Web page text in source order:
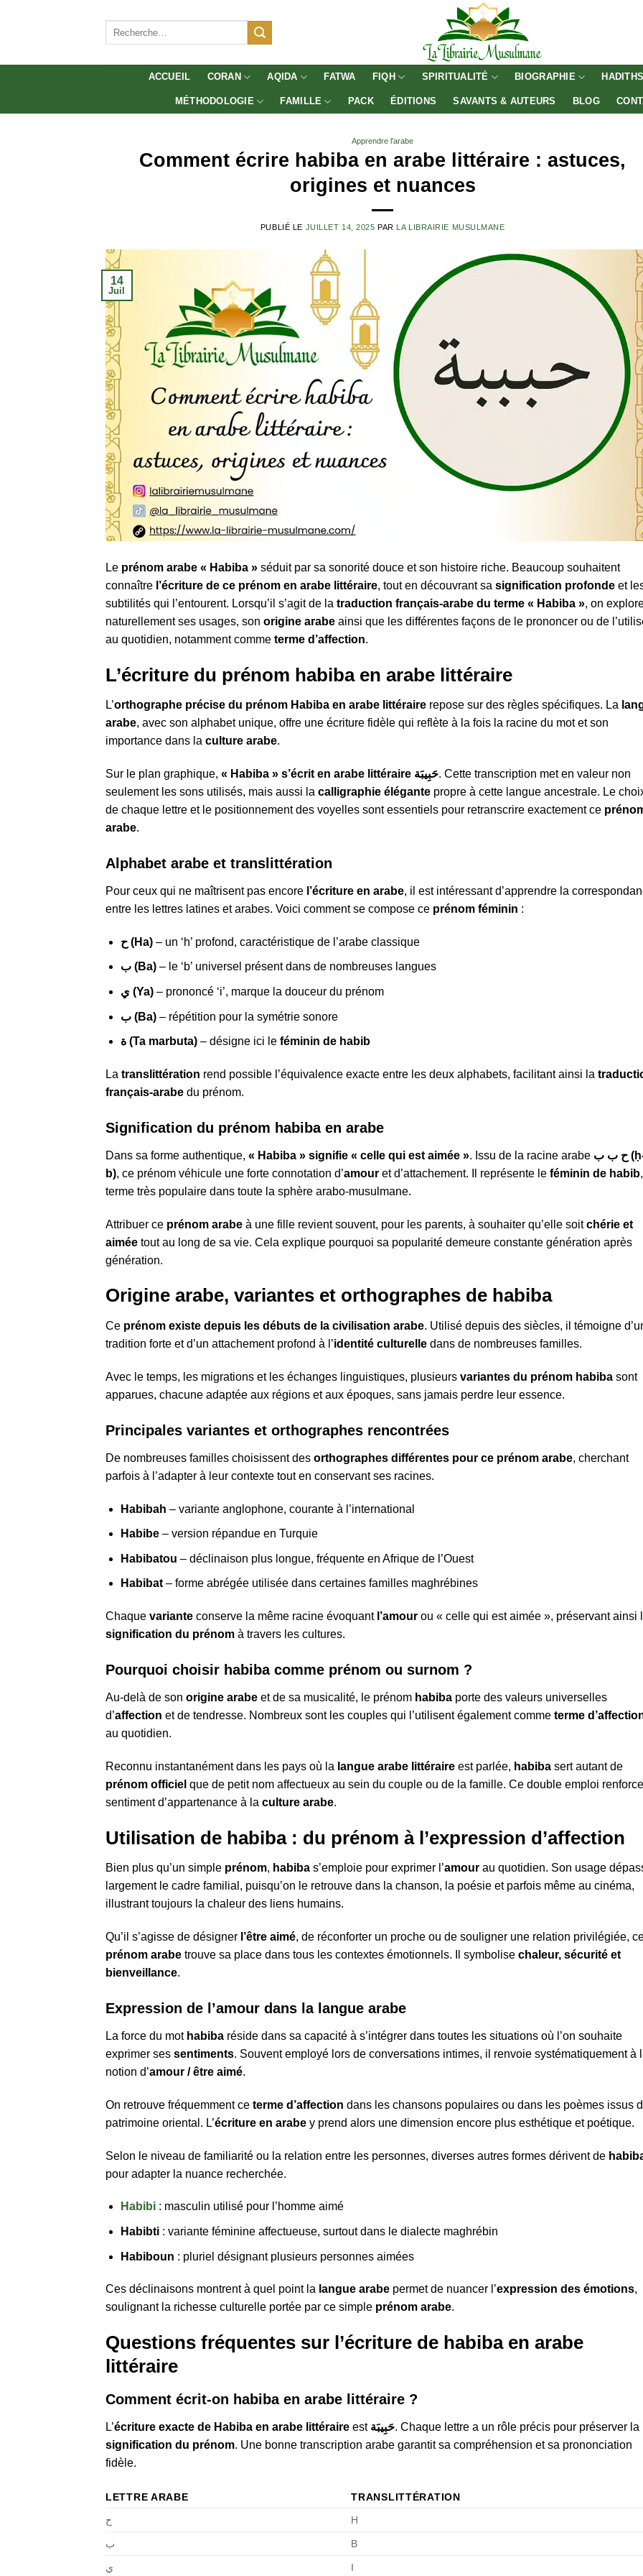
ACCUEIL CORAN AQIDA FATWA FIQH SPIRITUALITÉ BIOGRAPHIE
MÉTHODOLOGIE FAMILLE PACK ÉDITIONS SAVANTS & AUTEURS BLOG
Apprendre l'arabe
Comment écrire habiba en arabe littéraire : astuces,
origines et nuances
PUBLIÉ LE JUILLET 14, 2025 PAR LA LIBRAIRIE MUSULMANE
14
Juil
Le prénom arabe « Habiba » séduit par sa sonorité douce et son histoire riche. Beaucoup souhaitent
connaître l’écriture de ce prénom en arabe littéraire, tout en découvrant sa signification profonde et
subtilités qui l’entourent. Lorsqu’il s’agit de la traduction français-arabe du terme « Habiba », on
naturellement ses usages, son origine arabe ainsi que les différentes façons de le prononcer ou de
au quotidien, notamment comme terme d’affection.
L’écriture du prénom habiba en arabe littéraire
L’orthographe précise du prénom Habiba en arabe littéraire repose sur des règles spécifiques. La
arabe, avec son alphabet unique, offre une écriture fidèle qui reflète à la fois la racine du mot et son
importance dans la culture arabe.
Sur le plan graphique, « Habiba » s’écrit en arabe littéraire حَبِيبَة. Cette transcription met en valeur non
seulement les sons utilisés, mais aussi la calligraphie élégante propre à cette langue ancestrale. Le
de chaque lettre et le positionnement des voyelles sont essentiels pour retranscrire exactement ce
arabe.
Alphabet arabe et translittération
Pour ceux qui ne maîtrisent pas encore l’écriture en arabe, il est intéressant d’apprendre la
entre les lettres latines et arabes. Voici comment se compose ce prénom féminin :
ح (Ha)– un ‘h’ profond, caractéristique de l’arabe classique
ب (Ba)– le ‘b’ universel présent dans de nombreuses langues
ي (Ya)– prononcé ‘i’, marque la douceur du prénom
ب (Ba)– répétition pour la symétrie sonore
ة (Ta marbuta)– désigne ici le féminin de habib
La translittération rend possible l’équivalence exacte entre les deux alphabets, facilitant ainsi la
français-arabe du prénom.
Signification du prénom habiba en arabe
Dans sa forme authentique, « Habiba » signifie « celle qui est aimée ». Issu de la racine arabe ح ب ب (ḥ-b-
b), ce prénom véhicule une forte connotation d’amour et d’attachement. Il représente le féminin de habib
terme très populaire dans toute la sphère arabo-musulmane.
Attribuer ce prénom arabe à une fille revient souvent, pour les parents, à souhaiter qu’elle soitchérie et
aimée tout au long de sa vie. Cela explique pourquoi sa popularité demeure constante génération après
génération.
Origine arabe, variantes et orthographes de habiba
Ce prénom existe depuis les débuts de la civilisation arabe. Utilisé depuis des siècles, il témoigne
tradition forte et d’un attachement profond à l’identité culturelle dans de nombreuses familles.
Avec le temps, les migrations et les échanges linguistiques, plusieurs variantes du prénom habiba sont
apparues, chacune adaptée aux régions et aux époques, sans jamais perdre leur essence.
Principales variantes et orthographes rencontrées
De nombreuses familles choisissent des orthographes différentes pour ce prénom arabe, cherchant
parfois à l’adapter à leur contexte tout en conservant ses racines.
Habibah – variante anglophone, courante à l’international
Habibe– version répandue en Turquie
Habibatou – déclinaison plus longue, fréquente en Afrique de l’Ouest
Habibat– forme abrégée utilisée dans certaines familles maghrébines
Chaque variante conserve la même racine évoquant l’amour ou « celle qui est aimée », préservant ainsi
signification du prénom à travers les cultures.
Pourquoi choisir habiba comme prénom ou surnom ?
Au-delà de son origine arabe et de sa musicalité, le prénom habiba porte des valeurs universelles
d’affection et de tendresse. Nombreux sont les couples qui l’utilisent également comme terme
au quotidien.
Reconnu instantanément dans les pays où la langue arabe littéraire est parlée, habiba sert autant de
prénom officiel que de petit nom affectueux au sein du couple ou de la famille. Ce double emploi
sentiment d’appartenance à la culture arabe.
Utilisation de habiba : du prénom à l’expression d’affection
Bien plus qu’un simple prénom, habiba s’emploie pour exprimer l’amour au quotidien. Son usage
largement le cadre familial, puisqu’on le retrouve dans la chanson, la poésie et parfois même au cinéma,
illustrant toujours la chaleur des liens humains.
Qu’il s’agisse de désigner l’être aimé, de réconforter un proche ou de souligner une relation privilégiée,
prénom arabe trouve sa place dans tous les contextes émotionnels. Il symbolise chaleur, sécurité et
bienveillance.
Expression de l’amour dans la langue arabe
La force du mot habiba réside dans sa capacité à s’intégrer dans toutes les situations où l’on souhaite
exprimer ses sentiments. Souvent employé lors de conversations intimes, il renvoie systématiquement à
notion d’amour / être aimé.
On retrouve fréquemment ce terme d’affection dans les chansons populaires ou dans les poèmes issus
patrimoine oriental. L’écriture en arabe y prend alors une dimension encore plus esthétique et poétique.
Selon le niveau de familiarité ou la relation entre les personnes, diverses autres formes dérivent de
pour adapter la nuance recherchée.
Habibi: masculin utilisé pour l’homme aimé
Habibti: variante féminine affectueuse, surtout dans le dialecte maghrébin
Habiboun : pluriel désignant plusieurs personnes aimées
Ces déclinaisons montrent à quel point la langue arabe permet de nuancer l’expression des émotions,
soulignant la richesse culturelle portée par ce simple prénom arabe.
Questions fréquentes sur l’écriture de habiba en arabe
littéraire
Comment écrit-on habiba en arabe littéraire ?
L’écriture exacte de Habiba en arabe littéraire est حَبِيبَة. Chaque lettre a un rôle précis pour préserver la
signification du prénom. Une bonne transcription arabe garantit sa compréhension et sa prononciation
fidèle.
LETTRE ARABE
TRANSLITTÉRATION
ح
H
ب B
ي I